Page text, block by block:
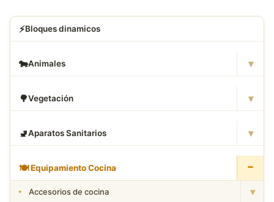
⚡Bloques dinamicos
🐄Animales ▾
🌳Vegetación ▾
🚽Aparatos Sanitarios ▾
🍽️ Equipamiento Cocina −
Accesorios de cocina ▾